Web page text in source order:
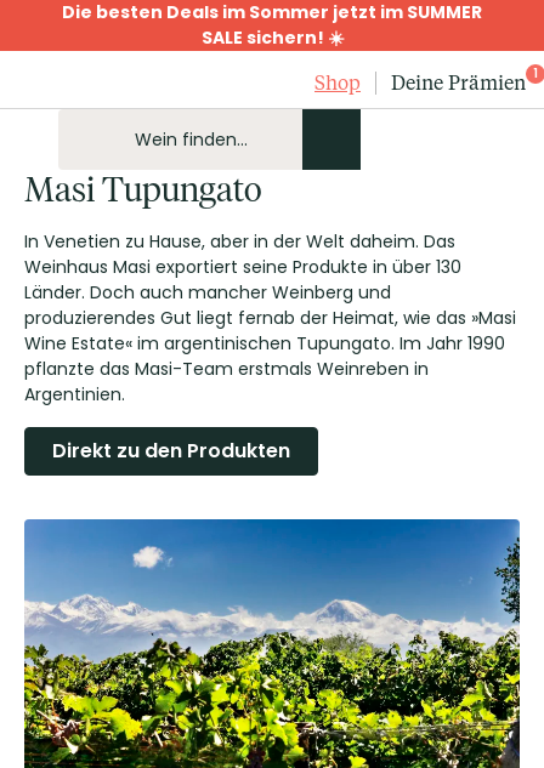
Die besten Deals im Sommer jetzt im SUMMER
SALE sichern! ☀️
Shop
Deine Prämien 1
Masi Tupungato
In Venetien zu Hause, aber in der Welt daheim. Das
Weinhaus Masi exportiert seine Produkte in über 130
Länder. Doch auch mancher Weinberg und
produzierendes Gut liegt fernab der Heimat, wie das »Masi
Wine Estate« im argentinischen Tupungato. Im Jahr 1990
pflanzte das Masi-Team erstmals Weinreben in
Argentinien.
Direkt zu den Produkten